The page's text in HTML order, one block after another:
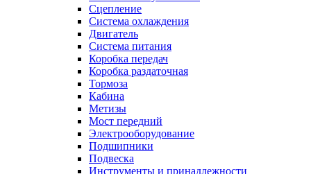
Сцепление
Система охлаждения
Двигатель
Система питания
Коробка передач
Коробка раздаточная
Тормоза
Кабина
Метизы
Мост передний
Электрооборудование
Подшипники
Подвеска
Инструменты и принадлежности